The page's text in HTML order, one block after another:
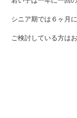
シニア期では６ヶ月
ご検討している方は